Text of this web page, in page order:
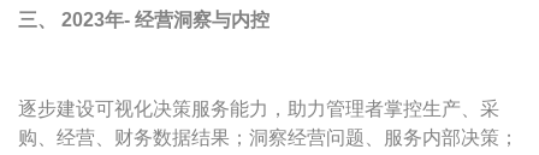
三、 2023年- 经营洞察与内控
逐步建设可视化决策服务能力，助力管理者掌控生产、采
购、经营、财务数据结果；洞察经营问题、服务内部决策；